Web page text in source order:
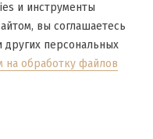
данных
данных
и инструменты
вы соглашаетесь
персональных
на обработку файлов